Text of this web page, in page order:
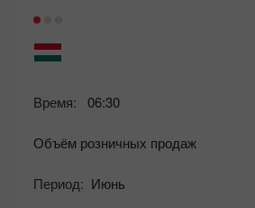
Время: 06:30
Объём розничных продаж
Период: Июнь